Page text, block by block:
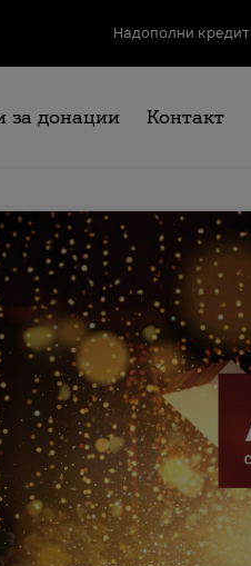
Надополни кредит
за донации Контакт